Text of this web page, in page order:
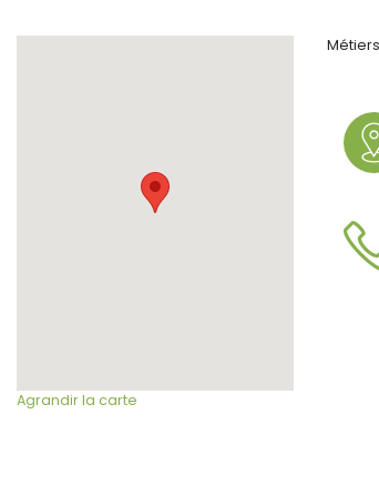
Agrandir la carte